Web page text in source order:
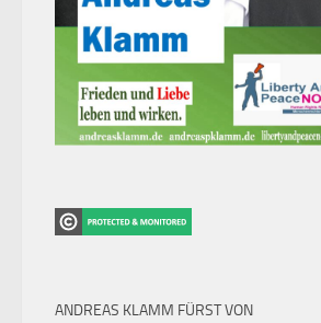
ANDREAS KLAMM FÜRST VON